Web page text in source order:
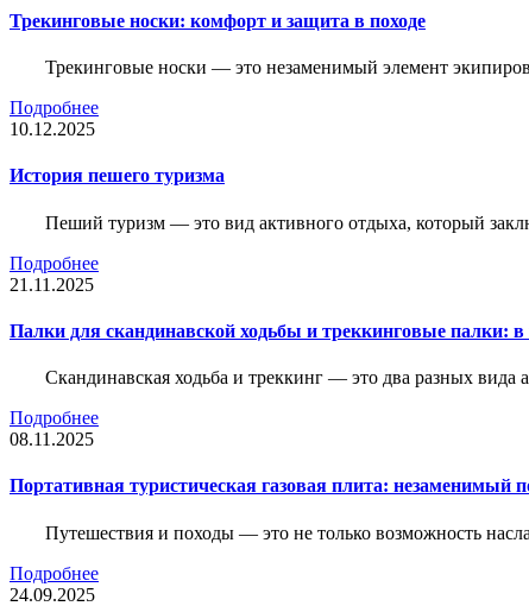
Трекинговые носки: комфорт и защита в походе
Трекинговые носки — это незаменимый элемент
Подробнее
10.12.2025
История пешего туризма
Пеший туризм — это вид активного отдыха, который
Подробнее
21.11.2025
Палки для скандинавской ходьбы и треккинговые палки: в
Скандинавская ходьба и треккинг — это два разных вида
Подробнее
08.11.2025
Портативная туристическая газовая плита: незаменимый
Путешествия и походы — это не только возможность
Подробнее
24.09.2025